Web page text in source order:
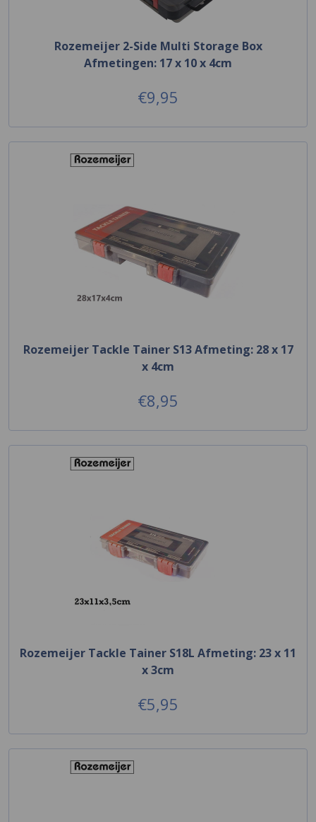
Rozemeijer 2-Side Multi Storage Box
Afmetingen: 17 x 10 x 4cm
€9,95
Rozemeijer Tackle Tainer S13 Afmeting: 28 x 17
x 4cm
€8,95
Rozemeijer Tackle Tainer S18L Afmeting: 23 x 11
x 3cm
€5,95